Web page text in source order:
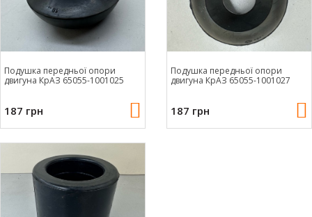
Подушка передньої опори
двигуна КрАЗ 65055-1001025
187 грн
Подушка передньої опори
двигуна КрАЗ 65055-1001027
187 грн